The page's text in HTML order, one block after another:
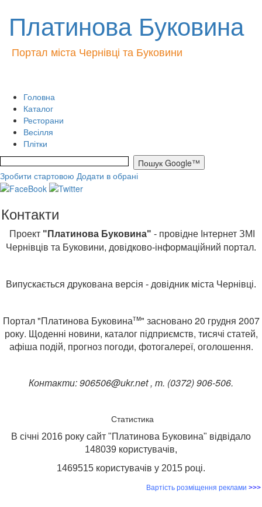
Платинова Буковина
Портал міста Чернівці та Буковини
Головна
Каталог
Ресторани
Весілля
Плітки
Зробити стартовою Додати в обрані
Контакти
Проект "Платинова Буковина" - провідне Інтернет ЗМІ
Чернівців та Буковини, довідково-інформаційний портал.
Випускається друкована версія - довідник міста Чернівці.
Портал "Платинова Буковинатм" засновано 20 грудня 2007
року. Щоденні новини, каталог підприємств, тисячі статей,
афіша подій, прогноз погоди, фотогалереї, оголошення.
Контакти: 906506@ukr.net , т. (0372) 906-506.
Статистика
В січні 2016 року сайт "Платинова Буковина" відвідало
148039 користувачів,
1469515 користувачів у 2015 році.
Вартість розміщення реклами >>>